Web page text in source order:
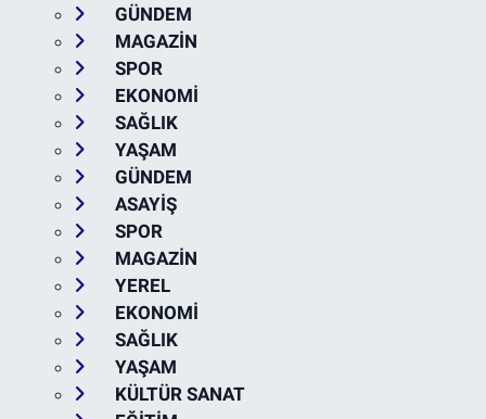
GÜNDEM
MAGAZİN
SPOR
EKONOMİ
SAĞLIK
YAŞAM
GÜNDEM
ASAYİŞ
SPOR
MAGAZİN
YEREL
EKONOMİ
SAĞLIK
YAŞAM
KÜLTÜR SANAT